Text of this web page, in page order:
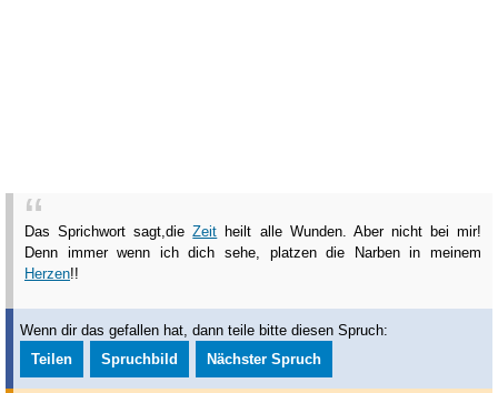
Das Sprichwort sagt,dieZeit heilt alle Wunden. Aber nicht bei mir!
Denn immer wenn ich dich sehe,
platzen die Narben in meinem
Herzen!!
Wenn dir das gefallen hat, dann teile bitte diesen Spruch:
Teilen
Spruchbild Nächster Spruch